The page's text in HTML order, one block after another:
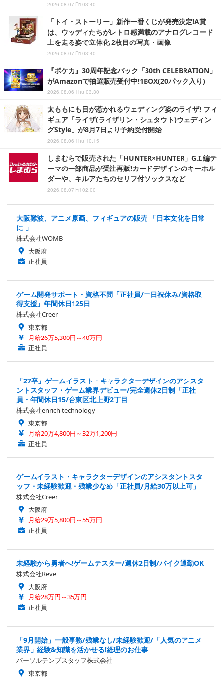
2026.08.07 Fri 03:40
「トイ・ストーリー」新作一番くじが発売決定!A賞
は、ウッディたちがレトロ感満載のアナログレコード
上を走る姿で立体化 2枚目の写真・画像
2026.08.07 Fri 03:40
『ポケカ』30周年記念パック「30th CELEBRATION」
がAmazonで抽選販売受付中!1BOX(20パック入り)
2026.08.06 Thu 03:30
太ももにも目が惹かれるウェディング姿のライザ! フィ
ギュア「ライザ(ライザリン・シュタウト)ウェディン
グStyle」が8月7日より予約受付開始
2026.08.06 Thu 10:15
しまむらで販売された「HUNTER×HUNTER」G.I.編テ
ーマの一部商品が受注再販!カードデザインのキーホル
ダーや、キルアたちのセリフ付ソックスなど
2026.08.07 Fri 02:00
大阪難波、アニメ原画、フィギュアの販売 「日本文化を日常
に 」
株式会社WOMB
大阪府
正社員
ゲーム開発サポート・資格不問「正社員/土日祝休み/資格取
得支援」年間休日125日
株式会社Creer
東京都
月給26万5,300円～40万円
正社員
「27卒」ゲームイラスト・キャラクターデザインのアシスタ
ントスタッフ・ゲーム業界デビュー/完全週休2日制「正社
員・年間休日15/台東区北上野2丁目
株式会社enrich technology
東京都
月給20万4,800円～32万1,200円
正社員
ゲームイラスト・キャラクターデザインのアシスタントスタ
ッフ・未経験歓迎・残業少なめ「正社員/月給30万以上可」
株式会社Creer
大阪府
月給29万5,800円～55万円
正社員
未経験から勇者へ!ゲームテスター/週休2日制/バイク通勤OK
株式会社Reve
大阪府
月給28万円～35万円
正社員
「9月開始」一般事務/残業なし/未経験歓迎/「人気のアニメ
業界」経験&知識を活かせる!経理のお仕事
パーソルテンプスタッフ株式会社
東京都